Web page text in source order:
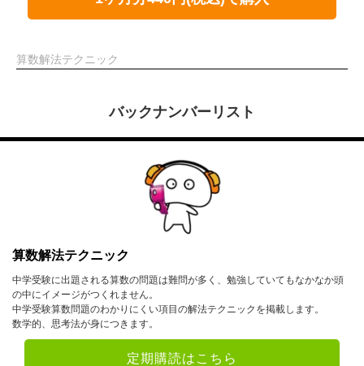
算数解法テクニック
バックナンバーリスト
算数解法テクニック
中学受験に出題される算数の問題は難問が多く、勉強していてもなかなか頭
の中にイメージがつくれません。
中学受験算数問題のわかりにくい項目の解法テクニックを掲載します。
数学的、思考法が身につきます。
定期購読はこちら